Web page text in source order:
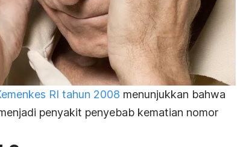
RI tahun 2008 menunjukkan bahwa
penyakit penyebab kematian nomor